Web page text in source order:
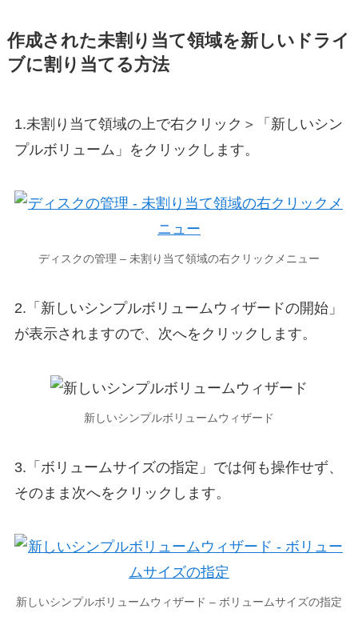
作成された未割り当て領域を新しいドライ
ブに割り当てる方法
1.未割り当て領域の上で右クリック＞「新しいシン
プルボリューム」をクリックします。
ディスクの管理 – 未割り当て領域の右クリックメニュー
2.「新しいシンプルボリュームウィザードの開始」
が表示されますので、次へをクリックします。
新しいシンプルボリュームウィザード
3.「ボリュームサイズの指定」では何も操作せず、
そのまま次へをクリックします。
新しいシンプルボリュームウィザード – ボリュームサイズの指定